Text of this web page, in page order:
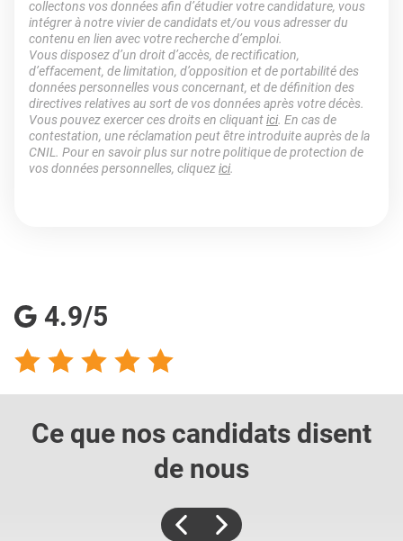
collectons vos données afin d’étudier votre candidature, vous
intégrer à notre vivier de candidats et/ou vous adresser du
contenu en lien avec votre recherche d’emploi.
Vous disposez d’un droit d’accès, de rectification,
d’effacement, de limitation, d’opposition et de portabilité des
données personnelles vous concernant, et de définition des
directives relatives au sort de vos données après votre décès.
Vous pouvez exercer ces droits en cliquantici. En cas de
contestation, une réclamation peut être introduite auprès de la
CNIL. Pour en savoir plus sur notre politique de protection de
vos données personnelles, cliquezici.
4.9/5
Ce que nos candidats disent
de nous